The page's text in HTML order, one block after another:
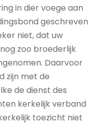
in dier voege aan
geschreven
niet, dat uw
zoo broederlijk
Daarvoor
zijn met de
de dienst des
kerkelijk verband
toezicht niet